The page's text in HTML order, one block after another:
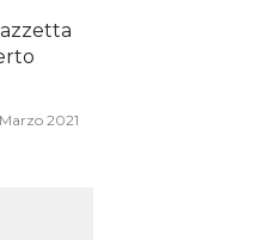
2021